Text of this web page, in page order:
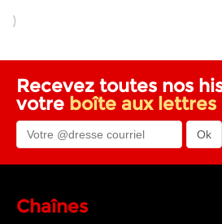
Recevez toutes nos
votre boîte aux lettres
Chaînes